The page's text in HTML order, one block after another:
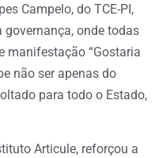
Campelo, do TCE-PI,
onde todas
manifestação “Gostaria
não ser apenas do
para todo o Estado,
Articule, reforçou a